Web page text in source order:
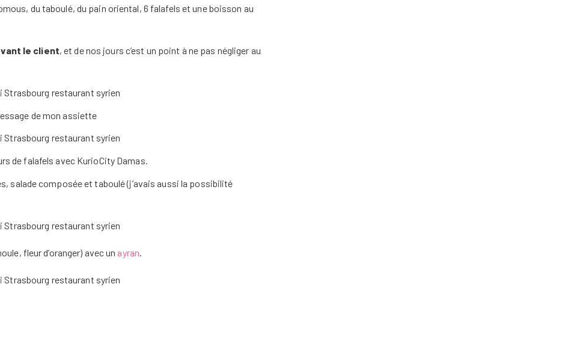
du taboulé, du pain oriental, 6 falafels et une boisson au
le client, et de nos jours c’est un point à ne pas négliger au
de mon assiette
de falafels avec KurioCity Damas.
salade composée et taboulé (j’avais aussi la possibilité
fleur d’oranger) avec un ayran.